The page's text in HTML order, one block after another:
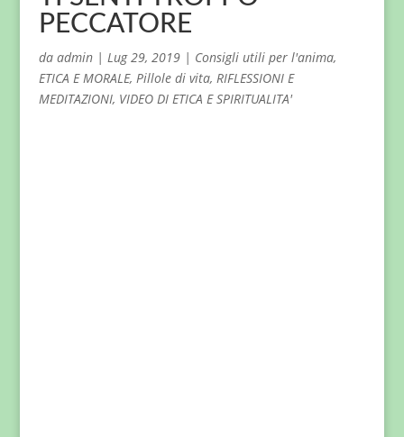
PECCATORE
da admin| Lug 29, 2019| Consigli utili per l'anima,
ETICA E MORALE, Pillole di vita, RIFLESSIONI E
MEDITAZIONI, VIDEO DI ETICA E SPIRITUALITA'